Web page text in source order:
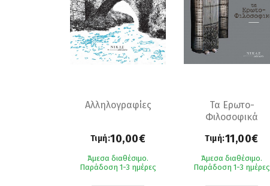
Αλληλογραφίες
Τιμή:10,00€
Άμεσα διαθέσιμο.
Παράδοση 1-3 ημέρες
Τα Ερωτο-
Φιλοσοφικά
Τιμή:11,00€
Άμεσα διαθέσιμο.
Παράδοση 1-3 ημέρες